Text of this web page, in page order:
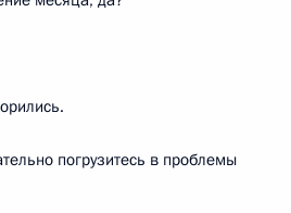
погрузитесь в проблемы